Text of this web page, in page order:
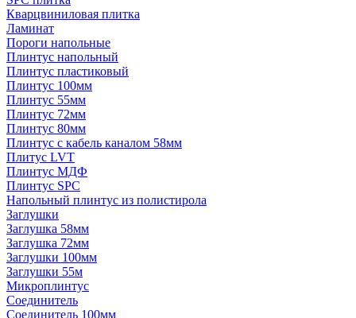
Кварцвиниловая плитка
Ламинат
Пороги напольные
Плинтус напольный
Плинтус пластиковый
Плинтус 100мм
Плинтус 55мм
Плинтус 72мм
Плинтус 80мм
Плинтус с кабель каналом 58мм
Плитус LVT
Плинтус МДФ
Плинтус SPC
Напольный плинтус из полистирола
Заглушки
Заглушка 58мм
Заглушка 72мм
Заглушки 100мм
Заглушки 55м
Микроплинтус
Соединитель
Соединитель 100мм